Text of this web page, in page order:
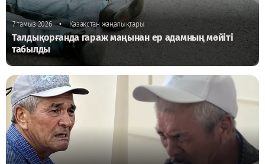
7 тамыз 2026 • Қазақстан жаңалықтары
Талдықорғанда гараж маңынан ер адамның мәйіті
табылды